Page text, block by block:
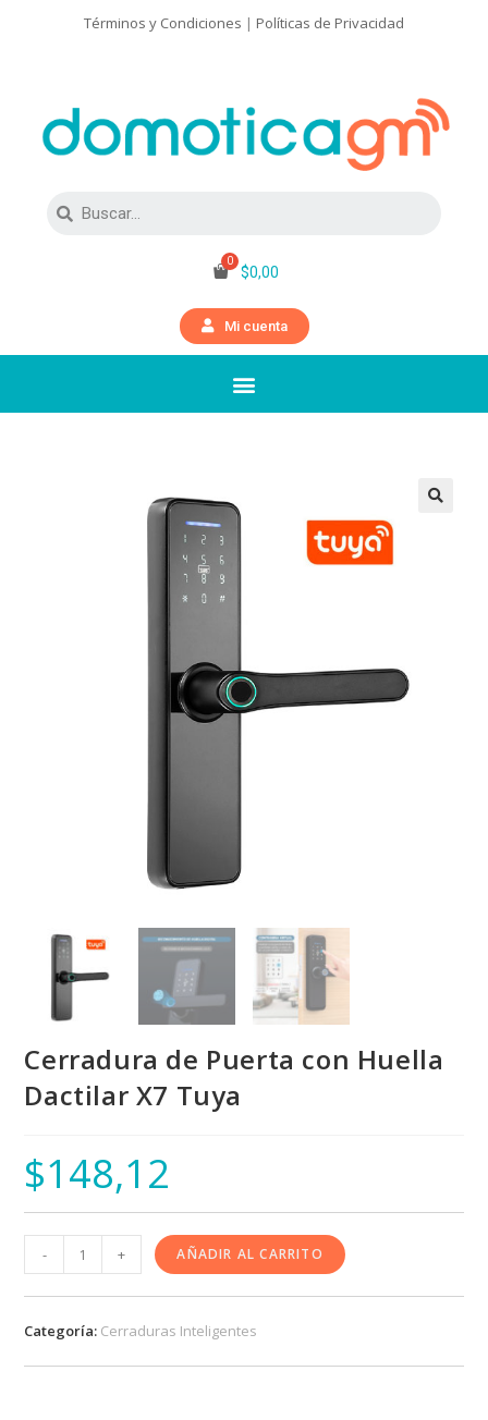
Términos y Condiciones | Políticas de Privacidad
$0,00
Mi cuenta
Cerradura de Puerta con Huella
Dactilar X7 Tuya
$148,12
- + AÑADIR AL CARRITO
Categoría: Cerraduras Inteligentes